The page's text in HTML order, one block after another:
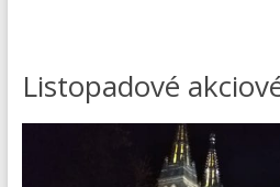
Listopadové